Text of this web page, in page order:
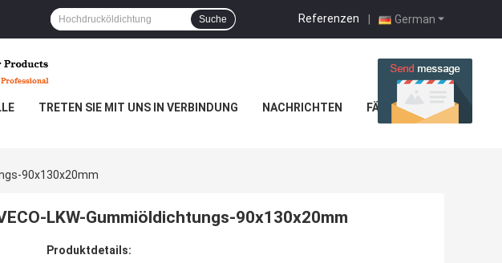
German
Referenzen |
Suche
TRETEN SIE MIT UNS IN VERBINDUNG NACHRICHTEN FÄLLE
90x130x20mm
LKW-Gummiöldichtungs-90x130x20mm
Produktdetails: